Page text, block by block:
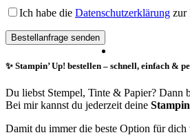
Ich habe die Datenschutzerklärung zur
✨ Stampin’ Up! bestellen – schnell, einfach &
Du liebst Stempel, Tinte & Papier? Dann
Bei mir kannst du jederzeit deine
Damit du immer die beste Option für